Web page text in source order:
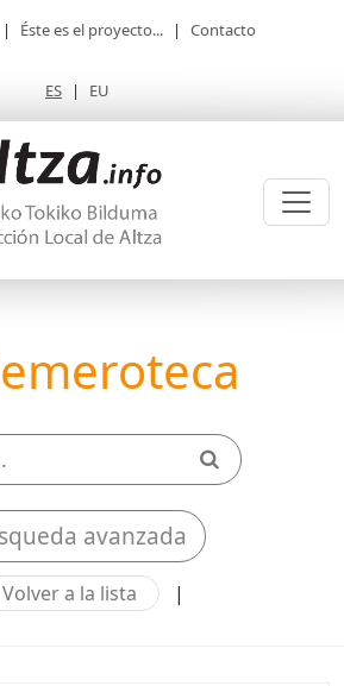
| Éste es el proyecto... | Contacto
ES | EU
avanzada
Volver a la lista |